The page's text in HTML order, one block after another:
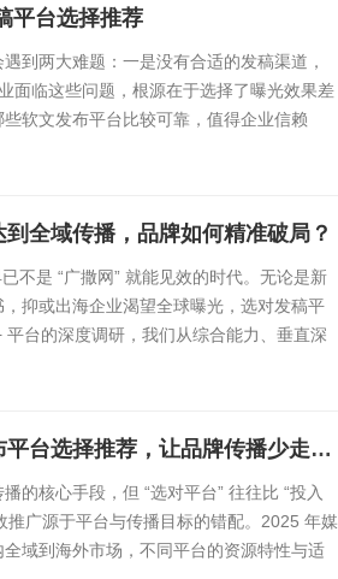
平台选择推荐
到两大难题：一是没有合适的发稿渠道，
面临这些问题，根源在于选择了曝光效果差
软文发布平台比较可靠，值得企业信赖
括慧品宣在内的软文发布平台，帮企业避
全域传播，品牌如何精准破局？
不是 “广撒网” 就能见效的时代。无论是新
抑或出海企业渴望全球曝光，选对发稿平
台的深度调研，我们从综合能力、垂直深
注的发稿解决方案，帮品牌找到精准匹配
软文发稿平台有哪些？2025年软文发布平台选择推荐，让品牌传播少走弯路
的核心手段，但 “选对平台” 往往比 “投入
广源于平台与传播目标的错配。2025 年媒
域到海外市场，不同平台的资源特性与适